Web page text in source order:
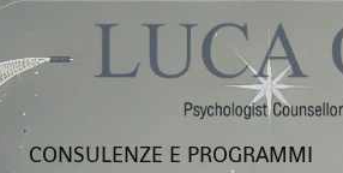
CONSULENZE E PROGRAMMI